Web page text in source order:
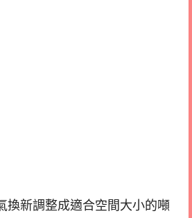
換新調整成適合空間大小的噸